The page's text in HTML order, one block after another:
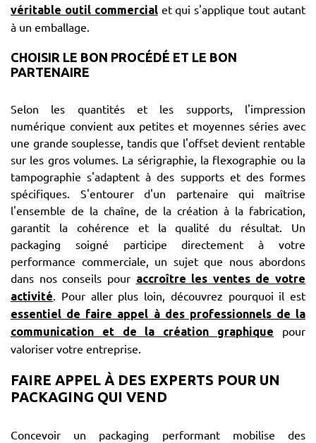
véritable outil commercialet qui s'applique tout autant
à un emballage.
CHOISIR LE BON PROCÉDÉ ET LE BON
PARTENAIRE
Selon les quantités et les supports, l'impression
numérique convient aux petites et moyennes séries avec
une grande souplesse, tandis que l'offset devient rentable
sur les gros volumes. La sérigraphie, la flexographie ou la
tampographie s'adaptent à des supports et des formes
spécifiques. S'entourer d'un partenaire qui maîtrise
l'ensemble de la chaîne, de la création à la fabrication,
garantit la cohérence et la qualité du résultat. Un
packaging soigné participe directement à votre
performance commerciale, un sujet que nous abordons
dans nos conseils pour accroître les ventes de votre
activité. Pour aller plus loin, découvrez pourquoi il est
essentiel de faire appel à des professionnels de la
communication et de la création graphique
pour
valoriser votre entreprise.
FAIRE APPEL À DES EXPERTS POUR UN
PACKAGING QUI VEND
Concevoir un packaging performant mobilise des